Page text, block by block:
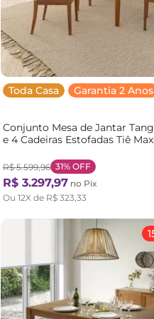
Toda Casa Garantia 2 Anos
Conjunto Mesa de Jantar
e 4 Cadeiras Estofadas Tiê
Caramelo/Bege Claro
R$ 5.599,96 31%OFF
R$ 3.297,97no Pix
Ou 12X de R$ 323,33